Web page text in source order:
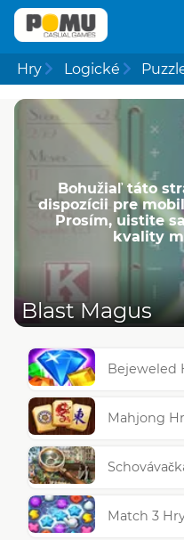
Hry Logické
Bohužiaľ táto
dispozícii pre
Prosím, uistite
kvality
Blast Magus
Bejeweled
Mahjong
Match 3